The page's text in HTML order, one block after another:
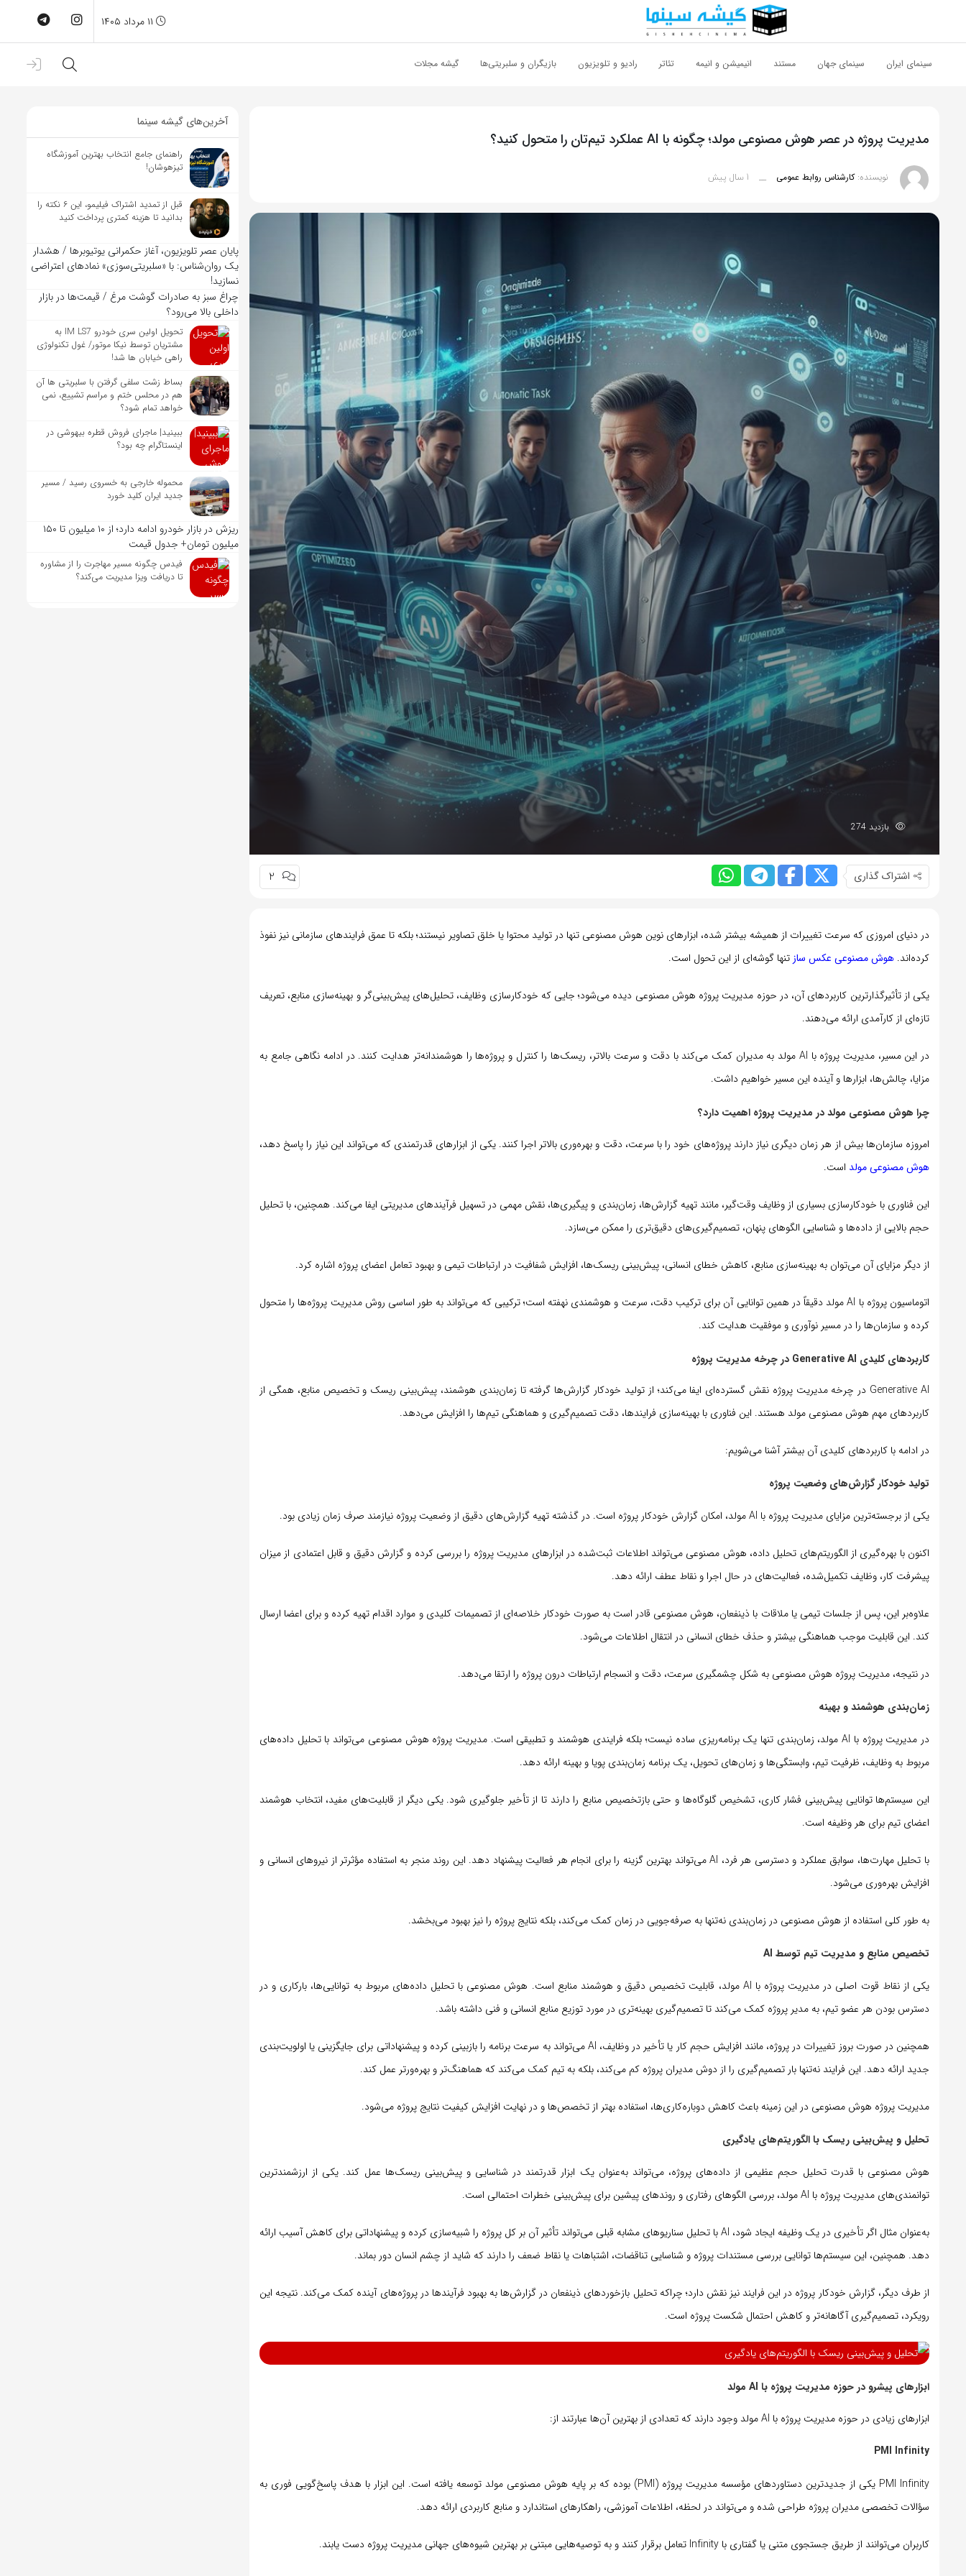
سینمای ایران سینمای جهان مستند انیمیشن و انیمه تئاتر رادیو و تلویزیون بازیگران و سلبریتی‌ها گیشه مجلات
مدیریت پروژه در عصر هوش مصنوعی مولد؛ چگونه با AI عملکرد تیم‌تان را متحول کنید؟
نویسنده:کارشناس روابط عمومی __ 1 سال پیش
بازدید 274
اشتراک گذاری 2
در دنیای امروزی که سرعت تغییرات از همیشه بیشتر شده، ابزارهای نوین هوش مصنوعی تنها در تولید محتوا یا خلق تصاویر نیستند؛ بلکه تا عمق فرایندهای سازمانی نیز نفوذ
کرده‌اند. هوش مصنوعی عکس ‌ساز تنها گوشه‌ای از این تحول است.
یکی از تأثیرگذارترین کاربردهای آن، در حوزه مدیریت پروژه هوش مصنوعی دیده می‌شود؛ جایی که خودکارسازی وظایف، تحلیل‌های پیش‌بینی‌گر و بهینه‌سازی منابع، تعریف
تازه‌ای از کارآمدی ارائه می‌دهند.
در این مسیر، مدیریت پروژه با AI مولد به مدیران کمک می‌کند با دقت و سرعت بالاتر، ریسک‌ها را کنترل و پروژه‌ها را هوشمندانه‌تر هدایت کنند. در ادامه نگاهی جامع به
مزایا، چالش‌ها، ابزارها و آینده این مسیر خواهیم داشت.
چرا هوش مصنوعی مولد در مدیریت پروژه اهمیت دارد؟
امروزه سازمان‌ها بیش از هر زمان دیگری نیاز دارند پروژه‌های خود را با سرعت، دقت و بهره‌وری بالاتر اجرا کنند. یکی از ابزارهای قدرتمندی که می‌تواند این نیاز را پاسخ دهد،
هوش مصنوعی مولد است.
این فناوری با خودکارسازی بسیاری از وظایف وقت‌گیر، مانند تهیه گزارش‌ها، زمان‌بندی و پیگیری‌ها، نقش مهمی در تسهیل فرآیندهای مدیریتی ایفا می‌کند. همچنین، با تحلیل
حجم بالایی از داده‌ها و شناسایی الگوهای پنهان، تصمیم‌گیری‌های دقیق‌تری را ممکن می‌سازد.
از دیگر مزایای آن می‌توان به بهینه‌سازی منابع، کاهش خطای انسانی، پیش‌بینی ریسک‌ها، افزایش شفافیت در ارتباطات تیمی و بهبود تعامل اعضای پروژه اشاره کرد.
اتوماسیون پروژه با AI مولد دقیقاً در همین توانایی آن برای ترکیب دقت، سرعت و هوشمندی نهفته است؛ ترکیبی که می‌تواند به ‌طور اساسی روش مدیریت پروژه‌ها را متحول
کرده و سازمان‌ها را در مسیر نوآوری و موفقیت هدایت کند.
کاربردهای کلیدی Generative AI در چرخه مدیریت پروژه
Generative AI در چرخه مدیریت پروژه نقش گسترده‌ای ایفا می‌کند؛ از تولید خودکار گزارش‌ها گرفته تا زمان‌بندی هوشمند، پیش‌بینی ریسک و تخصیص منابع، همگی از
کاربردهای مهم هوش مصنوعی مولد هستند. این فناوری با بهینه‌سازی فرایندها، دقت تصمیم‌گیری و هماهنگی تیم‌ها را افزایش می‌دهد.
در ادامه با کاربردهای کلیدی آن بیشتر آشنا می‌شویم:
تولید خودکار گزارش‌های وضعیت پروژه
یکی از برجسته‌ترین مزایای مدیریت پروژه با AI مولد، امکان گزارش خودکار پروژه است. در گذشته تهیه گزارش‌های دقیق از وضعیت پروژه نیازمند صرف زمان زیادی بود.
اکنون با بهره‌گیری از الگوریتم‌های تحلیل داده، هوش مصنوعی می‌تواند اطلاعات ثبت‌شده در ابزارهای مدیریت پروژه را بررسی کرده و گزارش دقیق و قابل اعتمادی از میزان
پیشرفت کار، وظایف تکمیل‌شده، فعالیت‌های در حال اجرا و نقاط عطف ارائه دهد.
علاوه‌بر این، پس از جلسات تیمی یا ملاقات با ذینفعان، هوش مصنوعی قادر است به ‌صورت خودکار خلاصه‌ای از تصمیمات کلیدی و موارد اقدام تهیه کرده و برای اعضا ارسال
کند. این قابلیت موجب هماهنگی بیشتر و حذف خطای انسانی در انتقال اطلاعات می‌شود.
در نتیجه، مديريت پروژه هوش مصنوعی به شکل چشمگیری سرعت، دقت و انسجام ارتباطات درون پروژه را ارتقا می‌دهد.
زمان‌بندی هوشمند و بهینه
در مدیریت پروژه با AI مولد، زمان‌بندی تنها یک برنامه‌ریزی ساده نیست؛ بلکه فرایندی هوشمند و تطبیقی است. مديريت پروژه هوش مصنوعی می‌تواند با تحلیل داده‌های
مربوط به وظایف، ظرفیت تیم، وابستگی‌ها و زمان‌های تحویل، یک برنامه زمان‌بندی پویا و بهینه ارائه دهد.
این سیستم‌ها توانایی پیش‌بینی فشار کاری، تشخیص گلوگاه‌ها و حتی بازتخصیص منابع را دارند تا از تأخیر جلوگیری شود. یکی دیگر از قابلیت‌های مفید، انتخاب هوشمند
اعضای تیم برای هر وظیفه است.
با تحلیل مهارت‌ها، سوابق عملکرد و دسترسی هر فرد، AI می‌تواند بهترین گزینه را برای انجام هر فعالیت پیشنهاد دهد. این روند منجر به استفاده مؤثرتر از نیروهای انسانی و
افزایش بهره‌وری می‌شود.
به طور کلی استفاده از هوش مصنوعی در زمان‌بندی نه‌تنها به صرفه‌جویی در زمان کمک می‌کند، بلکه نتایج پروژه را نیز بهبود می‌بخشد.
تخصیص منابع و مدیریت تیم توسط AI
یکی از نقاط قوت اصلی در مديريت پروژه با AI مولد، قابلیت تخصیص دقیق و هوشمند منابع است. هوش مصنوعی با تحلیل داده‌های مربوط به توانایی‌ها، بارکاری و در
دسترس بودن هر عضو تیم، به مدیر پروژه کمک می‌کند تا تصمیم‌گیری بهینه‌تری در مورد توزیع منابع انسانی و فنی داشته باشد.
همچنین در صورت بروز تغییرات در پروژه، مانند افزایش حجم کار یا تأخیر در وظایف، AI می‌تواند به سرعت برنامه را بازبینی کرده و پیشنهاداتی برای جایگزینی یا اولویت‌بندی
جدید ارائه دهد. این فرایند نه‌تنها بار تصمیم‌گیری را از دوش مدیران پروژه کم می‌کند، بلکه به تیم کمک می‌کند که هماهنگ‌تر و بهره‌ورتر عمل کند.
مديريت پروژه هوش مصنوعی در این زمینه باعث کاهش دوباره‌کاری‌ها، استفاده بهتر از تخصص‌ها و در نهایت افزایش کیفیت نتایج پروژه می‌شود.
تحلیل و پیش‌بینی ریسک با الگوریتم‌های یادگیری
هوش مصنوعی با قدرت تحلیل حجم عظیمی از داده‌های پروژه، می‌تواند به‌عنوان یک ابزار قدرتمند در شناسایی و پیش‌بینی ریسک‌ها عمل کند. یکی از ارزشمندترین
توانمندی‌های مديريت پروژه با AI مولد، بررسی الگوهای رفتاری و روندهای پیشین برای پیش‌بینی خطرات احتمالی است.
به‌عنوان‌ مثال اگر تأخیری در یک وظیفه ایجاد شود، AI با تحلیل سناریوهای مشابه قبلی می‌تواند تأثیر آن بر کل پروژه را شبیه‌سازی کرده و پیشنهاداتی برای کاهش آسیب ارائه
دهد. همچنین، این سیستم‌ها توانایی بررسی مستندات پروژه و شناسایی تناقضات، اشتباهات یا نقاط ضعف را دارند که شاید از چشم انسان دور بماند.
از طرف دیگر، گزارش خودکار پروژه در این فرایند نیز نقش دارد؛ چراکه تحلیل بازخوردهای ذینفعان در گزارش‌ها به بهبود فرآیندها در پروژه‌های آینده کمک می‌کند. نتیجه این
رویکرد، تصمیم‌گیری آگاهانه‌تر و کاهش احتمال شکست پروژه است.
ابزارهای پیشرو در حوزه مدیریت پروژه با AI مولد
ابزارهای زیادی در حوزه مدیریت پروژه با AI مولد وجود دارند که تعدادی از بهترين آن‌ها عبارتند از:
PMI Infinity
PMI Infinity یکی از جدیدترین دستاوردهای مؤسسه مدیریت پروژه (PMI) بوده که بر پایه هوش مصنوعی مولد توسعه یافته است. این ابزار با هدف پاسخ‌گویی فوری به
سؤالات تخصصی مدیران پروژه طراحی شده و می‌تواند در لحظه، اطلاعات آموزشی، راهکارهای استاندارد و منابع کاربردی ارائه دهد.
کاربران می‌توانند از طریق جستجوی متنی یا گفتاری با Infinity تعامل برقرار کنند و به توصیه‌هایی مبتنی بر بهترین شیوه‌های جهانی مدیریت پروژه دست یابند.
آخرین‌های گیشه سینما
راهنمای جامع انتخاب بهترین آموزشگاه
تیزهوشان!
قبل از تمدید اشتراک فیلیمو، این ۶ نکته را
بدانید تا هزینه کمتری پرداخت کنید
پایان عصر تلویزیون، آغاز حکمرانی یوتیوبرها / هشدار
یک روان‌شناس: با «سلبریتی‌سوزی» نمادهای اعتراضی
نسازید!
چراغ سبز به صادرات گوشت مرغ / قیمت‌ها در بازار
داخلی بالا می‌رود؟
تحویل اولین سری خودرو IM LS7 به
مشتریان توسط نیکا موتور/ غول تکنولوژی
راهی خیابان ها شد!
بساط زشت سلفی گرفتن با سلبریتی ها آن
هم در محلس ختم و مراسم تشییع، نمی
خواهد تمام شود؟
ببینید| ماجرای فروش قطره بیهوشی در
اینستاگرام چه بود؟
محموله خارجی به خسروی رسید / مسیر
جدید ایران کلید خورد
ریزش در بازار خودرو ادامه دارد؛ از ۱۰ میلیون تا ۱۵۰
میلیون تومان+ جدول قیمت
فیدس چگونه مسیر مهاجرت را از مشاوره
تا دریافت ویزا مدیریت می‌کند؟